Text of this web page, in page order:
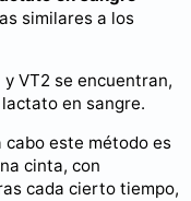
similares a los
VT2 se encuentran,
en sangre.
cabo este método es
cinta, con
cada cierto tiempo,